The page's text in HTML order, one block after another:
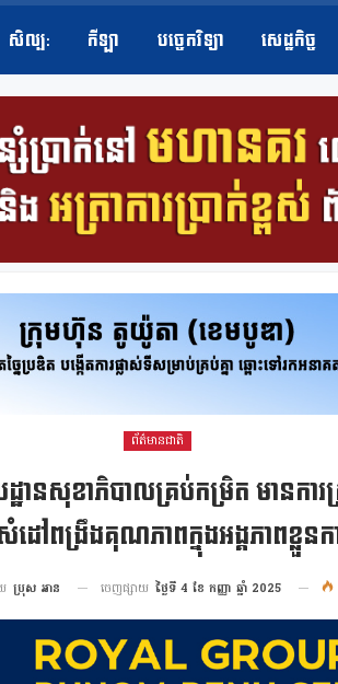
សិល្ប​: កីឡា បច្ចេកវិទ្យា សេដ្ឋកិច្ច
ព័ត៌មានជាតិ
ានសុខាភិបាលគ្រប់កម្រិត មានការស្
ៅពង្រឹងគុណភាពក្នុងអង្គភាពខ្លួន
ប្រុស អាន ចេញផ្សាយ ថ្ងៃទី 4 ខែ កញ្ញា ឆ្នាំ 2025